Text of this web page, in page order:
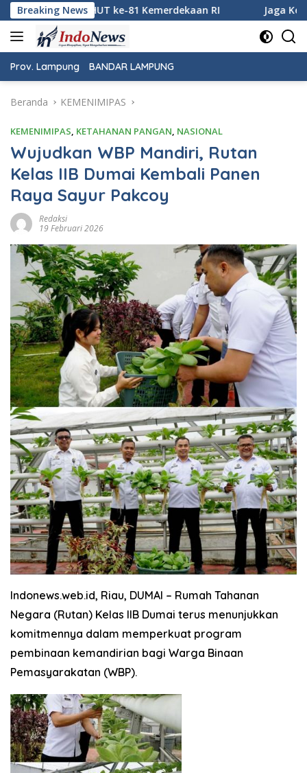
Langsung
ke
konten
Breaking News
RI Jaga Keamanan Pintu Gerbang
Prov. Lampung BANDAR LAMPUNG
Beranda KEMENIMIPAS
KEMENIMIPAS, KETAHANAN PANGAN, NASIONAL
Wujudkan WBP Mandiri, Rutan
Kelas IIB Dumai Kembali Panen
Raya Sayur Pakcoy
Redaksi
19 Februari 2026
Indonews.web.id, Riau, DUMAI – Rumah Tahanan
Negara (Rutan) Kelas IIB Dumai terus menunjukkan
komitmennya dalam memperkuat program
pembinaan kemandirian bagi Warga Binaan
Pemasyarakatan (WBP).